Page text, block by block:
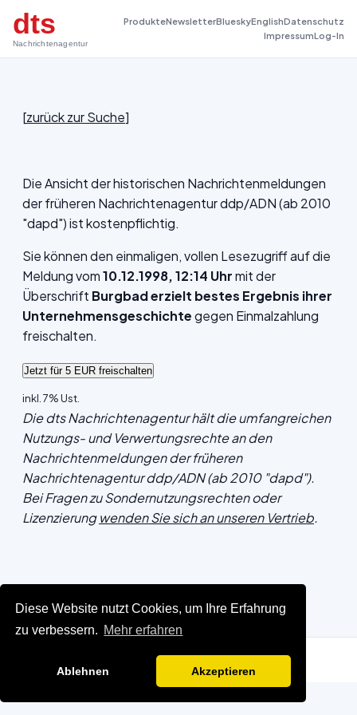
Diese Website nutzt Cookies, um Ihre Erfahrung
zu verbessern. Mehr erfahren
Ablehnen Akzeptieren
dts
Nachrichtenagentur
ProdukteNewsletterBlueskyEnglishDatenschutz
ImpressumLog-In
[zurück zur Suche]
Die Ansicht der historischen Nachrichtenmeldungen
der früheren Nachrichtenagentur ddp/ADN (ab 2010
"dapd") ist kostenpflichtig.
Sie können den einmaligen, vollen Lesezugriff auf die
Meldung vom10.12.1998, 12:14 Uhrmit der
Überschrift Burgbad erzielt bestes Ergebnis ihrer
Unternehmensgeschichtegegen Einmalzahlung
freischalten.
inkl. 7% Ust.
Die dts Nachrichtenagentur hält die umfangreichen
Nutzungs- und Verwertungsrechte an den
Nachrichtenmeldungen der früheren
Nachrichtenagentur ddp/ADN (ab 2010 "dapd").
Bei Fragen zu Sondernutzungsrechten oder
Lizenzierungwenden Sie sich an unseren Vertrieb.